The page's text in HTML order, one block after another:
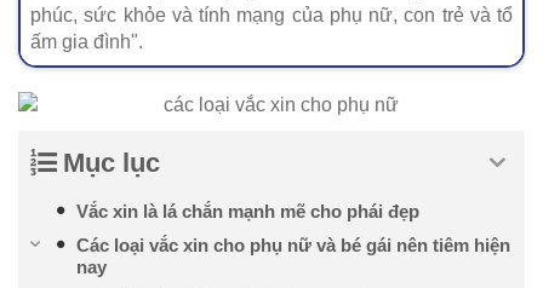
phúc, sức khỏe và tính mạng của phụ nữ, con trẻ và tổ
ấm gia đình".
Mục lục
Vắc xin là lá chắn mạnh mẽ cho phái đẹp
Các loại vắc xin cho phụ nữ và bé gái nên tiêm hiện
nay